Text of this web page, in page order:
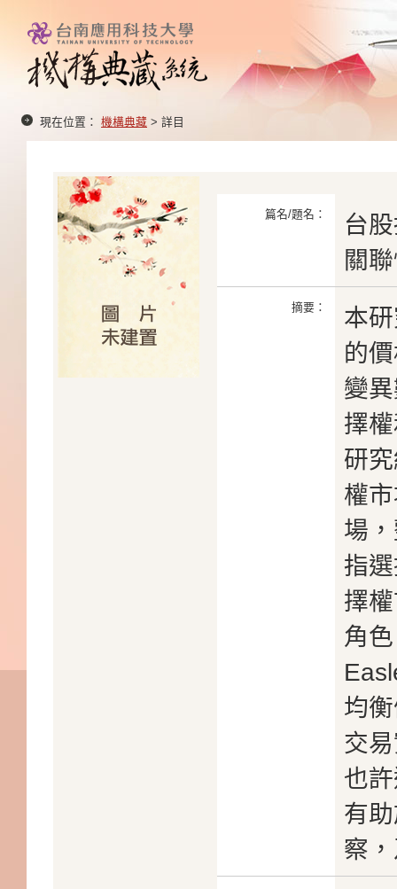
現在位置： 機構典藏 > 詳目
篇名/題名：
台
關
摘要：
本
的
變
擇
研
權
場
指
擇
角
均
交
也
有
察